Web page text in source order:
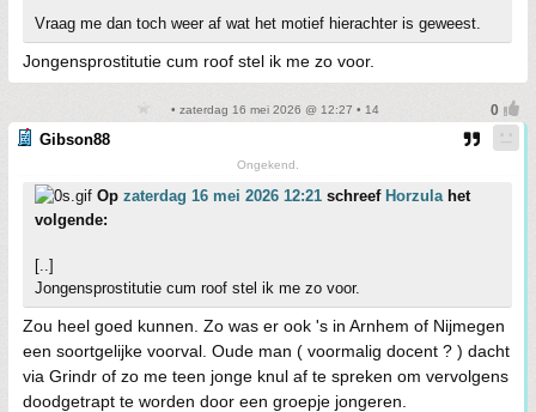
Vraag me dan toch weer af wat het motief hierachter is geweest.
Jongensprostitutie cum roof stel ik me zo voor.
• zaterdag 16 mei 2026 @ 12:27 • 14
Gibson88
Ongekend.
Op zaterdag 16 mei 2026 12:21 schreef Horzulahet
volgende:
[..]
Jongensprostitutie cum roof stel ik me zo voor.
Zou heel goed kunnen. Zo was er ook 's in Arnhem of Nijmegen
een soortgelijke voorval. Oude man ( voormalig docent ? ) dacht
via Grindr of zo me teen jonge knul af te spreken om vervolgens
doodgetrapt te worden door een groepje jongeren.